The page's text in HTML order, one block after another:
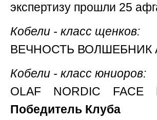
экспертизу прошли 25
Кобели - класс щенков:
ВЕЧНОСТЬ ВОЛШЕБНИК
Кобели - класс юниоров:
OLAF NORDIC
Победитель Клуба